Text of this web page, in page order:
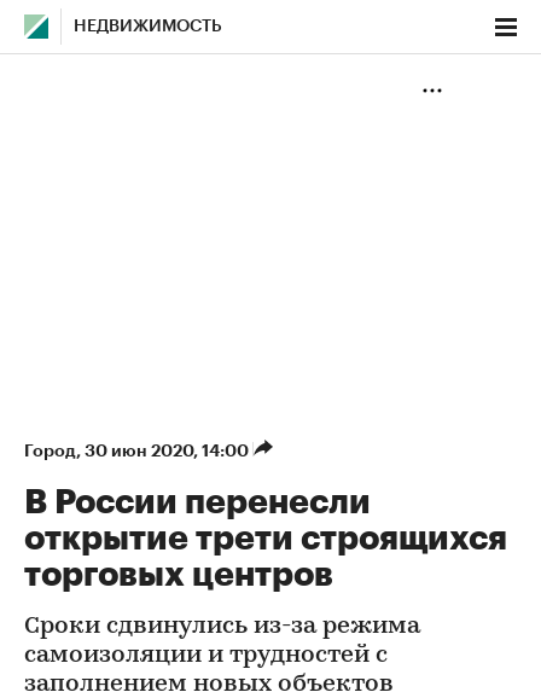
НЕДВИЖИМОСТЬ
Город⁠, 30 июн 2020, 14:00
В России перенесли
открытие трети строящихся
торговых центров
Сроки сдвинулись из-за режима
самоизоляции и трудностей с
заполнением новых объектов